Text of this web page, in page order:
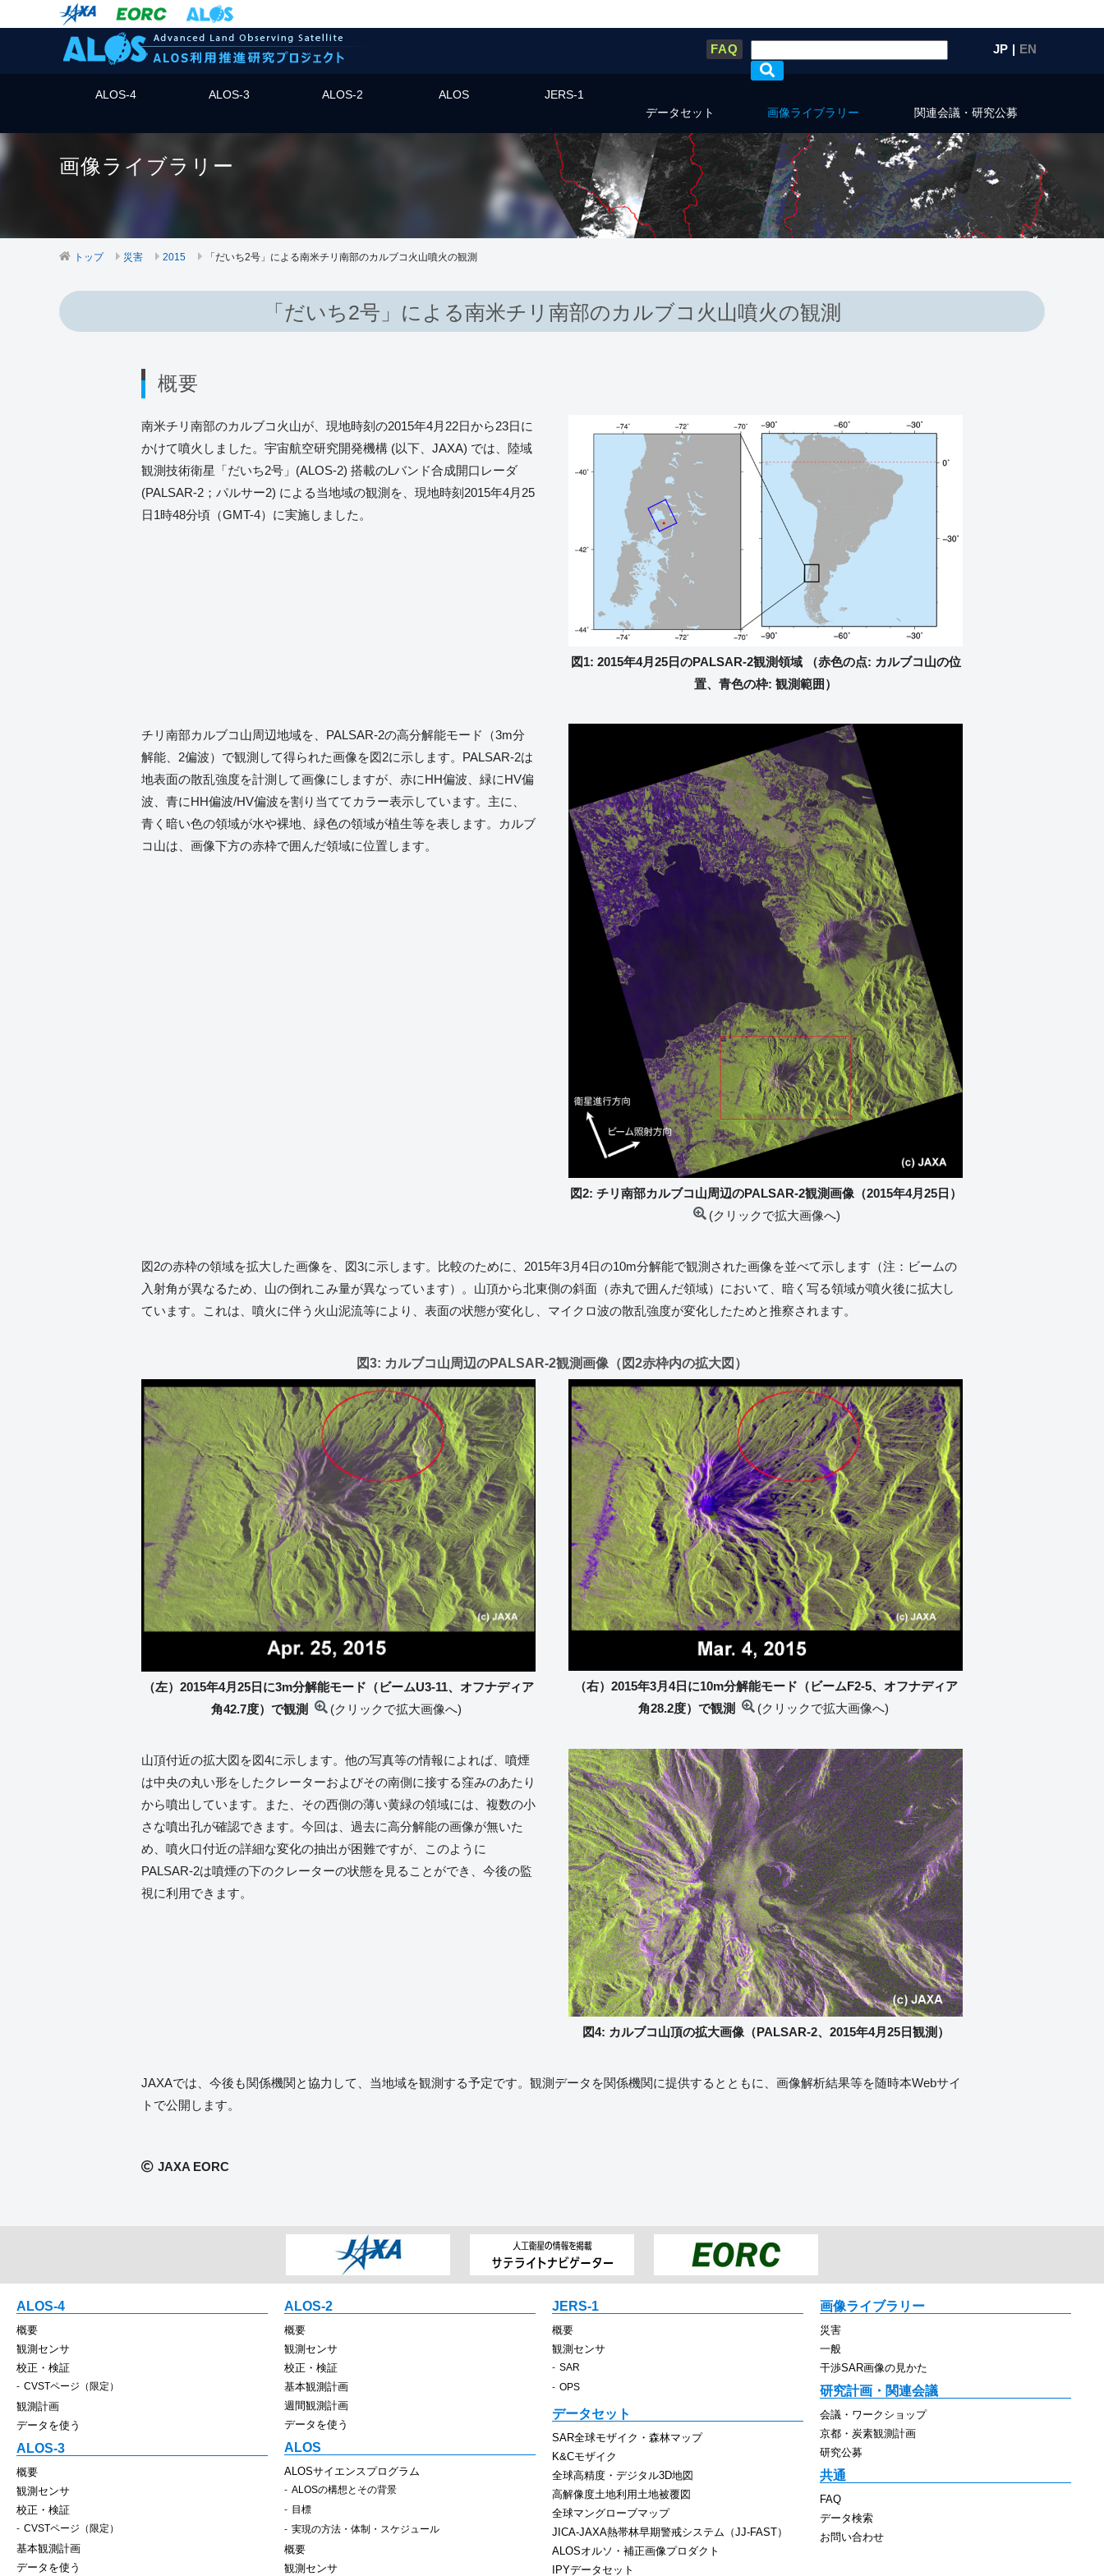
JP | EN
FAQ
ALOS-4 ALOS-3 ALOS-2 ALOS
JERS-1
データセット
画像ライブラリー 関連会議・研究公募
画像ライブラリー
トップ 災害 2015 「だいち2号」による南米チリ南部のカルブコ火山噴火の観測
「だいち2号」による南米チリ南部のカルブコ火山噴火の観測
概要
南米チリ南部のカルブコ火山が、現地時刻の2015年4月22日から23日に
かけて噴火しました。宇宙航空研究開発機構 (以下、JAXA) では、陸域
観測技術衛星「だいち2号」(ALOS-2) 搭載のLバンド合成開口レーダ
(PALSAR-2；パルサー2) による当地域の観測を、現地時刻2015年4月25
日1時48分頃（GMT-4）に実施しました。
図1: 2015年4月25日のPALSAR-2観測領域 （赤色の点: カルブコ山の位
置、青色の枠: 観測範囲）
チリ南部カルブコ山周辺地域を、PALSAR-2の高分解能モード（3m分
解能、2偏波）で観測して得られた画像を図2に示します。PALSAR-2は
地表面の散乱強度を計測して画像にしますが、赤にHH偏波、緑にHV偏
波、青にHH偏波/HV偏波を割り当ててカラー表示しています。主に、
青く暗い色の領域が水や裸地、緑色の領域が植生等を表します。カルブ
コ山は、画像下方の赤枠で囲んだ領域に位置します。
図2: チリ南部カルブコ山周辺のPALSAR-2観測画像（2015年4月25日）
(クリックで拡大画像へ)
図2の赤枠の領域を拡大した画像を、図3に示します。比較のために、2015年3月4日の10m分解能で観測された画像を並べて示します（注：ビームの
入射角が異なるため、山の倒れこみ量が異なっています）。山頂から北東側の斜面（赤丸で囲んだ領域）において、暗く写る領域が噴火後に拡大し
ています。これは、噴火に伴う火山泥流等により、表面の状態が変化し、マイクロ波の散乱強度が変化したためと推察されます。
図3: カルブコ山周辺のPALSAR-2観測画像（図2赤枠内の拡大図）
（左）2015年4月25日に3m分解能モード（ビームU3-11、オフナディア
角42.7度）で観測
(クリックで拡大画像へ)
（右）2015年3月4日に10m分解能モード（ビームF2-5、オフナディア
角28.2度）で観測
(クリックで拡大画像へ)
山頂付近の拡大図を図4に示します。他の写真等の情報によれば、噴煙
は中央の丸い形をしたクレーターおよびその南側に接する窪みのあたり
から噴出しています。また、その西側の薄い黄緑の領域には、複数の小
さな噴出孔が確認できます。今回は、過去に高分解能の画像が無いた
め、噴火口付近の詳細な変化の抽出が困難ですが、このように
PALSAR-2は噴煙の下のクレーターの状態を見ることができ、今後の監
視に利用できます。
図4: カルブコ山頂の拡大画像（PALSAR-2、2015年4月25日観測）
JAXAでは、今後も関係機関と協力して、当地域を観測する予定です。観測データを関係機関に提供するとともに、画像解析結果等を随時本Webサイ
トで公開します。
JAXA EORC
ALOS-4
概要
観測センサ
校正・検証
CVSTページ（限定）
観測計画
データを使う
ALOS-3
概要
観測センサ
校正・検証
CVSTページ（限定）
基本観測計画
データを使う
ALOS-2
概要
観測センサ
校正・検証
基本観測計画
週間観測計画
データを使う
ALOS
ALOSサイエンスプログラム
ALOSの構想とその背景
目標
実現の方法・体制・スケジュール
概要
観測センサ
JERS-1
概要
観測センサ
SAR
OPS
データセット
SAR全球モザイク・森林マップ
K&Cモザイク
全球高精度・デジタル3D地図
高解像度土地利用土地被覆図
全球マングローブマップ
JICA-JAXA熱帯林早期警戒システム（JJ-FAST）
ALOSオルソ・補正画像プロダクト
IPYデータセット
画像ライブラリー
災害
一般
干渉SAR画像の見かた
研究計画・関連会議
会議・ワークショップ
京都・炭素観測計画
研究公募
共通
FAQ
データ検索
お問い合わせ